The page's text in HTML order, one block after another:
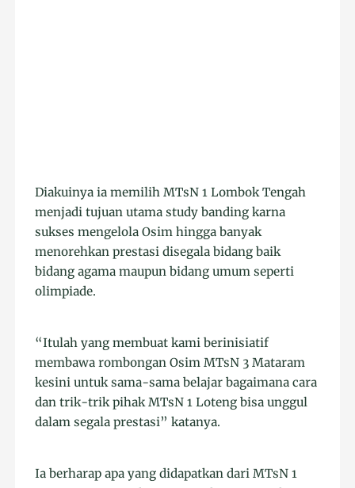
Diakuinya ia memilih MTsN 1 Lombok Tengah
menjadi tujuan utama study banding karna
sukses mengelola Osim hingga banyak
menorehkan prestasi disegala bidang baik
bidang agama maupun bidang umum seperti
olimpiade.
“Itulah yang membuat kami berinisiatif
membawa rombongan Osim MTsN 3 Mataram
kesini untuk sama-sama belajar bagaimana cara
dan trik-trik pihak MTsN 1 Loteng bisa unggul
dalam segala prestasi” katanya.
Ia berharap apa yang didapatkan dari MTsN 1